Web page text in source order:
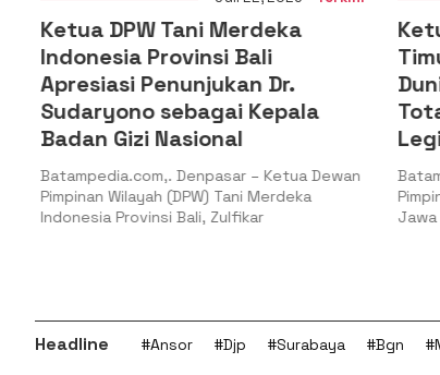
Ketua DPW Tani Merdeka
Indonesia Provinsi Bali
Apresiasi Penunjukan Dr.
Sudaryono sebagai Kepala
Badan Gizi Nasional
Batampedia.com,. Denpasar – Ketua Dewan
Pimpinan Wilayah (DPW) Tani Merdeka
Indonesia Provinsi Bali, Zulfikar
Jawa
Headline #Ansor #Djp #Surabaya #Bgn